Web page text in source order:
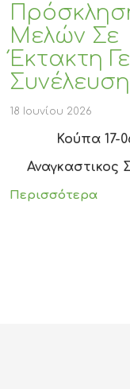
Μελών Σε
Έκτακτη
Συνέλευση
18 Ιουνίου 2026
Κούπα 17-
Αναγκαστικος
Περισσότερα